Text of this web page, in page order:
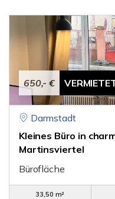
650,- €
Darmstadt
Kleines Büro in
Martinsviertel
Bürofläche
33,50 m²